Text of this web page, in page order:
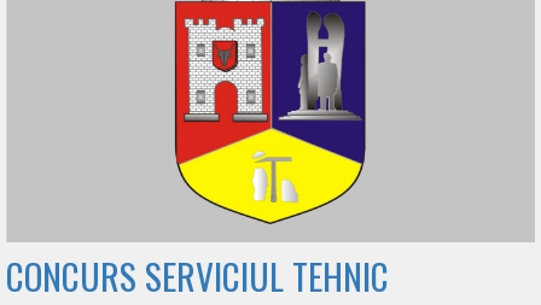
CONCURS SERVICIUL TEHNIC